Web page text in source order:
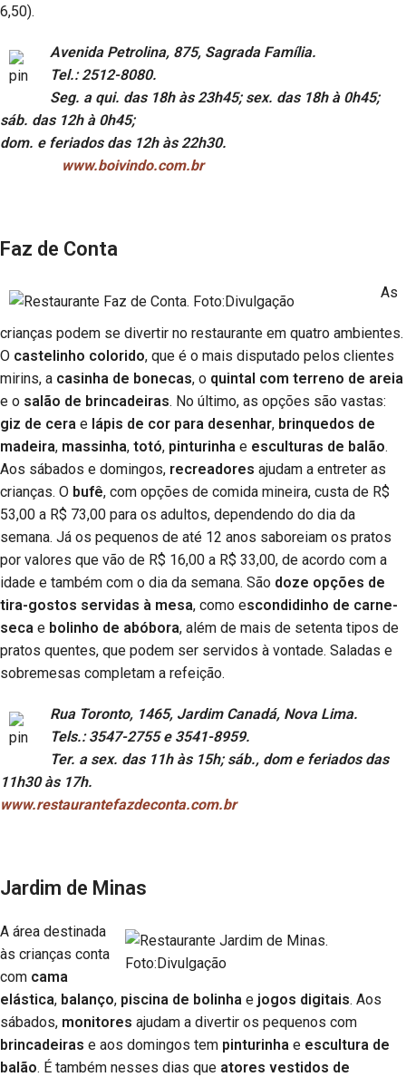
6,50).
Avenida Petrolina, 875, Sagrada Família.
Tel.: 2512-8080.
Seg. a qui. das 18h às 23h45; sex. das 18h à 0h45;
sáb. das 12h à 0h45;
dom. e feriados das 12h às 22h30.
www.boivindo.com.br
Faz de Conta
As
crianças podem se divertir no restaurante em quatro ambientes.
O castelinho colorido, que é o mais disputado pelos clientes
mirins, a casinha de bonecas, o quintal com terreno de areia
e o salão de brincadeiras. No último, as opções são vastas:
giz de cera e lápis de cor para desenhar, brinquedos de
madeira, massinha, totó, pinturinha e esculturas de balão.
Aos sábados e domingos, recreadores ajudam a entreter as
crianças. O bufê, com opções de comida mineira, custa de R$
53,00 a R$ 73,00 para os adultos, dependendo do dia da
semana. Já os pequenos de até 12 anos saboreiam os pratos
por valores que vão de R$ 16,00 a R$ 33,00, de acordo com a
idade e também com o dia da semana. São doze opções de
tira-gostos servidas à mesa, como escondidinho de carne-
seca e bolinho de abóbora, além de mais de setenta tipos de
pratos quentes, que podem ser servidos à vontade. Saladas e
sobremesas completam a refeição.
Rua Toronto, 1465, Jardim Canadá, Nova Lima.
Tels.: 3547-2755 e 3541-8959.
Ter. a sex. das 11h às 15h; sáb., dom e feriados das
11h30 às 17h.
www.restaurantefazdeconta.com.br
Jardim de Minas
A área destinada
às crianças conta
com cama
elástica, balanço, piscina de bolinha e jogos digitais. Aos
sábados, monitores ajudam a divertir os pequenos com
brincadeiras e aos domingos tem pinturinha e escultura de
balão. É também nesses dias que atores vestidos de